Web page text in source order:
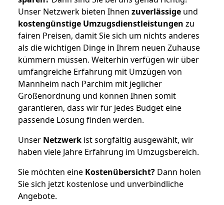
Unser Netzwerk bieten Ihnen zuverlässige und
kostengünstige Umzugsdienstleistungen zu
fairen Preisen, damit Sie sich um nichts anderes
als die wichtigen Dinge in Ihrem neuen Zuhause
kümmern müssen. Weiterhin verfügen wir über
umfangreiche Erfahrung mit Umzügen von
Mannheim nach Parchim mit jeglicher
Größenordnung und können Ihnen somit
garantieren, dass wir für jedes Budget eine
passende Lösung finden werden.
Unser Netzwerk ist sorgfältig ausgewählt, wir
haben viele Jahre Erfahrung im Umzugsbereich.
Sie möchten eine Kostenübersicht? Dann holen
Sie sich jetzt kostenlose und unverbindliche
Angebote.